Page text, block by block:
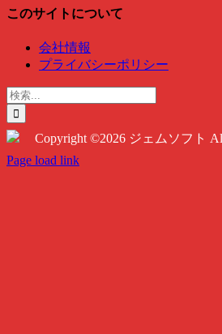
このサイトについて
会社情報
プライバシーポリシー
検
索
…
Copyright ©2026 ジェムソフト
Twitter
Instagram
Facebook
Page load link